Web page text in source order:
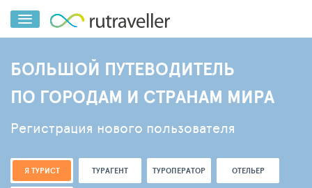
БОЛЬШОЙ ПУТЕВОДИТЕЛЬ
ПО ГОРОДАМ И СТРАНАМ МИРА
Регистрация нового пользователя
Я ТУРИСТ ТУРАГЕНТ ТУРОПЕРАТОР ОТЕЛЬЕР